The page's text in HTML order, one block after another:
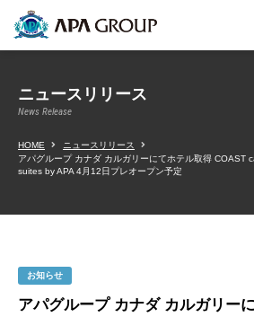
ニュースリリース
News Release
HOME
ニュースリリース
アパグループ カナダ カルガリーにてホテル取得 COAST
suites by APA 4月12日プレオープン予定
お知らせ
アパグループ カナダ カルガリー